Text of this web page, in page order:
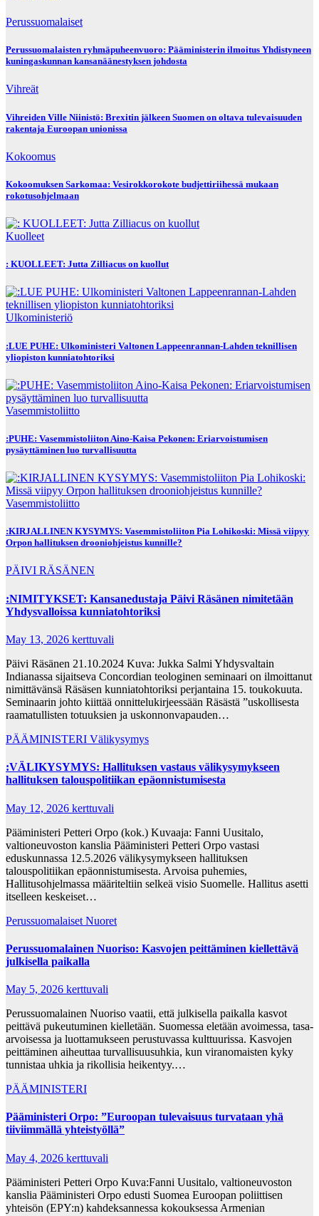
Perussuomalaiset
Perussuomalaisten ryhmäpuheenvuoro: Pääministerin ilmoitus Yhdistyneen
kuningaskunnan kansanäänestyksen johdosta
Vihreät
Vihreiden Ville Niinistö: Brexitin jälkeen Suomen on oltava tulevaisuuden
rakentaja Euroopan unionissa
Kokoomus
Kokoomuksen Sarkomaa: Vesirokkorokote budjettiriihessä mukaan
rokotusohjelmaan
Kuolleet
: KUOLLEET: Jutta Zilliacus on kuollut
Ulkoministeriö
:LUE PUHE: Ulkoministeri Valtonen Lappeenrannan-Lahden teknillisen
yliopiston kunniatohtoriksi
Vasemmistoliitto
:PUHE: Vasemmistoliiton Aino-Kaisa Pekonen: Eriarvoistumisen
pysäyttäminen luo turvallisuutta
Vasemmistoliitto
:KIRJALLINEN KYSYMYS: Vasemmistoliiton Pia Lohikoski: Missä viipyy
Orpon hallituksen drooniohjeistus kunnille?
PÄIVI RÄSÄNEN
:NIMITYKSET: Kansanedustaja Päivi Räsänen nimitetään
Yhdysvalloissa kunnia­tohtoriksi
May 13, 2026 kerttuvali
Päivi Räsänen 21.10.2024 Kuva: Jukka Salmi Yhdysvaltain
Indianassa sijaitseva Concordian teologinen seminaari on ilmoittanut
nimittävänsä Räsäsen kunniatohtoriksi perjantaina 15. toukokuuta.
Seminaarin johto kiittää onnittelukirjeessään Räsästä ”uskollisesta
raamatullisten totuuksien ja uskonnonvapauden…
PÄÄMINISTERI Välikysymys
:VÄLIKYSYMYS: Hallituksen vastaus välikysymykseen
hallituksen talouspolitiikan epäonnistumisesta
May 12, 2026 kerttuvali
Pääministeri Petteri Orpo (kok.) Kuvaaja: Fanni Uusitalo,
valtioneuvoston kanslia Pääministeri Petteri Orpo vastasi
eduskunnassa 12.5.2026 välikysymykseen hallituksen
talouspolitiikan epäonnistumisesta. Arvoisa puhemies,
Hallitusohjelmassa määriteltiin selkeä visio Suomelle. Hallitus asetti
itselleen keskeiset…
Perussuomalaiset Nuoret
Perussuomalainen Nuoriso: Kasvojen peittäminen kiellettävä
julkisella paikalla
May 5, 2026 kerttuvali
Perussuomalainen Nuoriso vaatii, että julkisella paikalla kasvot
peittävä pukeutuminen kielletään. Suomessa eletään avoimessa, tasa-
arvoisessa ja luottamukseen perustuvassa kulttuurissa. Kasvojen
peittäminen aiheuttaa turvallisuusuhkia, kun viranomaisten kyky
tunnistaa uhkia ja rikollisia heikentyy.…
PÄÄMINISTERI
Pääministeri Orpo: ”Euroopan tulevaisuus turvataan yhä
tiiviimmällä yhteistyöllä”
May 4, 2026 kerttuvali
Pääministeri Petteri Orpo Kuva:Fanni Uusitalo, valtioneuvoston
kanslia Pääministeri Orpo edusti Suomea Euroopan poliittisen
yhteisön (EPY:n) kahdeksannessa kokouksessa Armenian